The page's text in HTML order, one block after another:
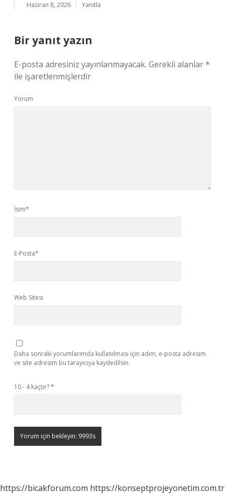
Haziran 8, 2026 Yanıtla
Bir yanıt yazın
E-posta adresiniz yayınlanmayacak. Gerekli alanlar*
ile işaretlenmişlerdir
Yorum
İsim*
E-Posta*
Web Sitesi
Daha sonraki yorumlarımda kullanılması için adım, e-posta adresim
ve site adresim bu tarayıcıya kaydedilsin.
10 - 4 kaçtır?*
https://bicakforum.com https://konseptprojeyonetim.com.tr